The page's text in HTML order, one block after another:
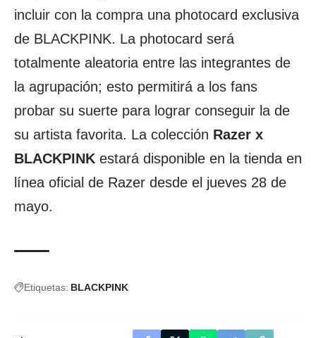
incluir con la compra una photocard exclusiva
de BLACKPINK. La photocard será
totalmente aleatoria entre las integrantes de
la agrupación; esto permitirá a los fans
probar su suerte para lograr conseguir la de
su artista favorita. La colección Razer x
BLACKPINK estará disponible en la tienda en
línea oficial de Razer desde el jueves 28 de
mayo.
Etiquetas: BLACKPINK